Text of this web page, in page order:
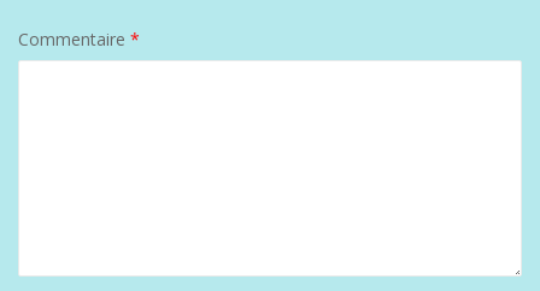
Commentaire *